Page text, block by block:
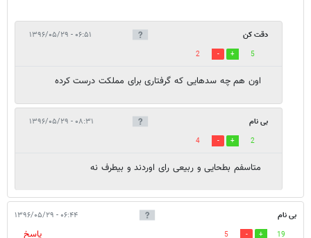
دقت كن ۰۶:۵۱ - ۱۳۹۶/۰۵/۲۹
5
2
اون هم چه سدهایی که گرفتاری برای مملکت درست کرده
بی نام ۰۸:۳۱ - ۱۳۹۶/۰۵/۲۹
2
4
متاسفم بطحایی و ربیعی رای اوردند و بیطرف نه
بی نام ۰۶:۴۴ - ۱۳۹۶/۰۵/۲۹
19
5 پاسخ